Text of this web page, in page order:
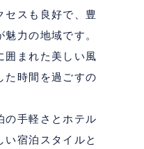
セスも良好で、豊
力の地域です。
囲まれた美しい風
た時間を過ごすの
の手軽さとホテル
い宿泊スタイルと